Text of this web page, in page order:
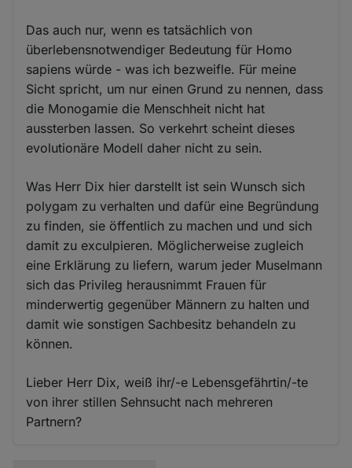
Das auch nur, wenn es tatsächlich von
überlebensnotwendiger Bedeutung für Homo
sapiens würde - was ich bezweifle. Für meine
Sicht spricht, um nur einen Grund zu nennen, dass
die Monogamie die Menschheit nicht hat
aussterben lassen. So verkehrt scheint dieses
evolutionäre Modell daher nicht zu sein.
Was Herr Dix hier darstellt ist sein Wunsch sich
polygam zu verhalten und dafür eine Begründung
zu finden, sie öffentlich zu machen und und sich
damit zu exculpieren. Möglicherweise zugleich
eine Erklärung zu liefern, warum jeder Muselmann
sich das Privileg herausnimmt Frauen für
minderwertig gegenüber Männern zu halten und
damit wie sonstigen Sachbesitz behandeln zu
können.
Lieber Herr Dix, weiß ihr/-e Lebensgefährtin/-te
von ihrer stillen Sehnsucht nach mehreren
Partnern?